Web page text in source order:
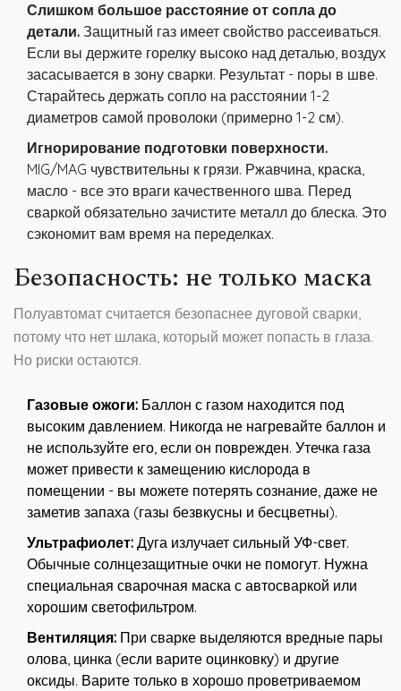
Слишком большое расстояние от сопла до
детали. Защитный газ имеет свойство рассеиваться.
Если вы держите горелку высоко над деталью, воздух
засасывается в зону сварки. Результат - поры в шве.
Старайтесь держать сопло на расстоянии 1-2
диаметров самой проволоки (примерно 1-2 см).
Игнорирование подготовки поверхности.
MIG/MAG чувствительны к грязи. Ржавчина, краска,
масло - все это враги качественного шва. Перед
сваркой обязательно зачистите металл до блеска. Это
сэкономит вам время на переделках.
Безопасность: не только маска
Полуавтомат считается безопаснее дуговой сварки,
потому что нет шлака, который может попасть в глаза.
Но риски остаются.
Газовые ожоги: Баллон с газом находится под
высоким давлением. Никогда не нагревайте баллон и
не используйте его, если он поврежден. Утечка газа
может привести к замещению кислорода в
помещении - вы можете потерять сознание, даже не
заметив запаха (газы безвкусны и бесцветны).
Ультрафиолет: Дуга излучает сильный УФ-свет.
Обычные солнцезащитные очки не помогут. Нужна
специальная сварочная маска с автосваркой или
хорошим светофильтром.
Вентиляция: При сварке выделяются вредные пары
олова, цинка (если варите оцинковку) и другие
оксиды. Варите только в хорошо проветриваемом